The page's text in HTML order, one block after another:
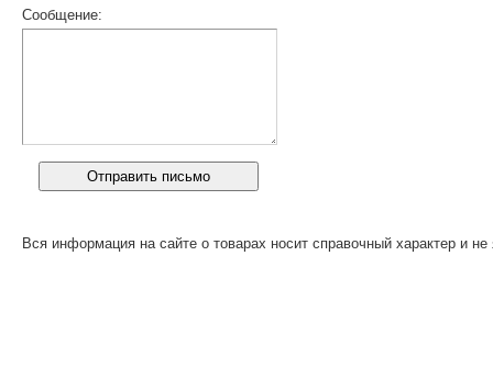
Сообщение:
Вся информация на сайте о товарах носит справочный характер и